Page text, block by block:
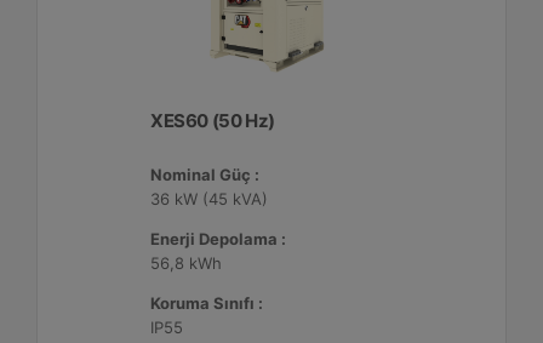
XES60 (50 Hz)
Nominal Güç :
36 kW (45 kVA)
Enerji Depolama :
56,8 kWh
Koruma Sınıfı :
IP55